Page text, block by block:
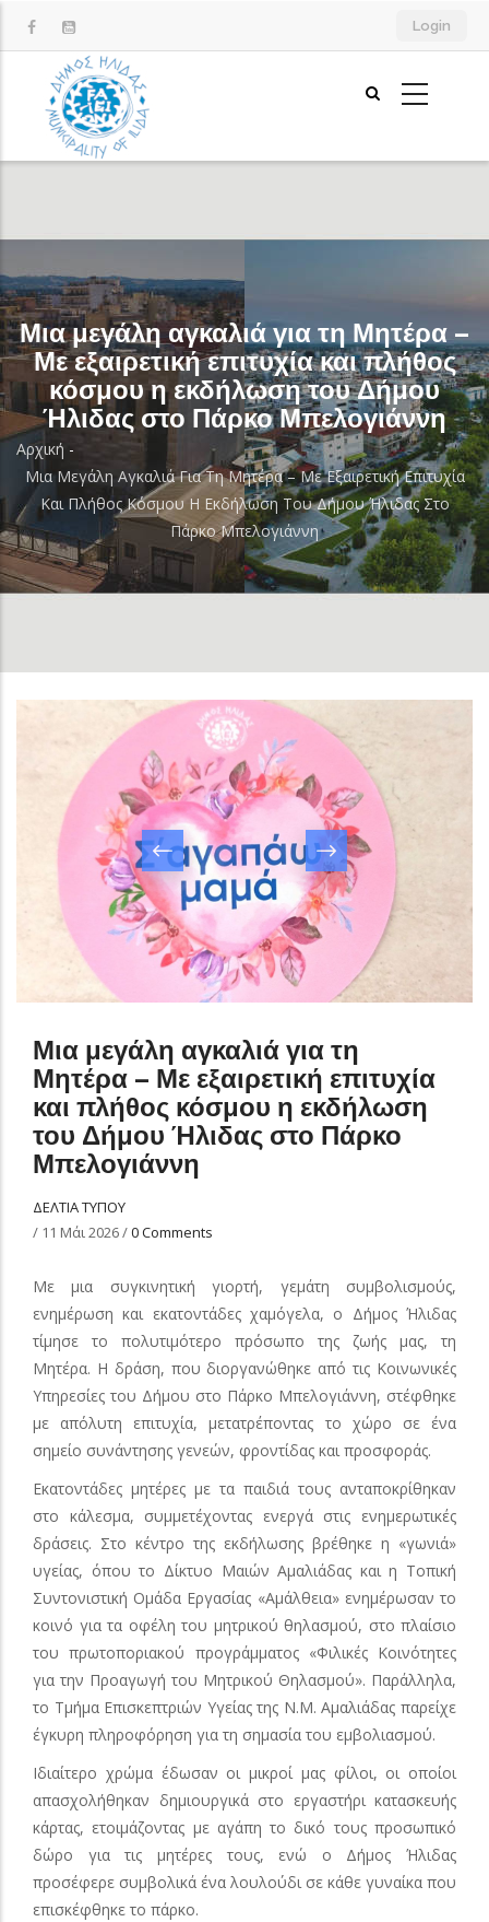
προς
περιεχόμενο
Login
Μια μεγάλη αγκαλιά για τη Μητέρα –
Με εξαιρετική επιτυχία και πλήθος
κόσμου η εκδήλωση του Δήμου
Ήλιδας στο Πάρκο Μπελογιάννη
Breadcrumb
Αρχική -
Μια Μεγάλη Αγκαλιά Για Τη Μητέρα – Με Εξαιρετική Επιτυχία
Και Πλήθος Κόσμου Η Εκδήλωση Του Δήμου Ήλιδας Στο
Πάρκο Μπελογιάννη
Μια μεγάλη αγκαλιά για τη
Μητέρα – Με εξαιρετική επιτυχία
και πλήθος κόσμου η εκδήλωση
του Δήμου Ήλιδας στο Πάρκο
Μπελογιάννη
ΔΕΛΤΙΑ ΤΥΠΟΥ
/ 11 Μάι 2026/0 Comments
Με μια συγκινητική γιορτή, γεμάτη συμβολισμούς,
ενημέρωση και εκατοντάδες χαμόγελα, ο Δήμος Ήλιδας
τίμησε το πολυτιμότερο πρόσωπο της ζωής μας, τη
Μητέρα. Η δράση, που διοργανώθηκε από τις Κοινωνικές
Υπηρεσίες του Δήμου στο Πάρκο Μπελογιάννη, στέφθηκε
με απόλυτη επιτυχία, μετατρέποντας το χώρο σε ένα
σημείο συνάντησης γενεών, φροντίδας και προσφοράς.
Εκατοντάδες μητέρες με τα παιδιά τους ανταποκρίθηκαν
στο κάλεσμα, συμμετέχοντας ενεργά στις ενημερωτικές
δράσεις. Στο κέντρο της εκδήλωσης βρέθηκε η «γωνιά»
υγείας, όπου το Δίκτυο Μαιών Αμαλιάδας και η Τοπική
Συντονιστική Ομάδα Εργασίας «Αμάλθεια» ενημέρωσαν το
κοινό για τα οφέλη του μητρικού θηλασμού, στο πλαίσιο
του πρωτοποριακού προγράμματος «Φιλικές Κοινότητες
για την Προαγωγή του Μητρικού Θηλασμού». Παράλληλα,
το Τμήμα Επισκεπτριών Υγείας της Ν.Μ. Αμαλιάδας παρείχε
έγκυρη πληροφόρηση για τη σημασία του εμβολιασμού.
Ιδιαίτερο χρώμα έδωσαν οι μικροί μας φίλοι, οι οποίοι
απασχολήθηκαν δημιουργικά στο εργαστήρι κατασκευής
κάρτας, ετοιμάζοντας με αγάπη το δικό τους προσωπικό
δώρο για τις μητέρες τους, ενώ ο Δήμος Ήλιδας
προσέφερε συμβολικά ένα λουλούδι σε κάθε γυναίκα που
επισκέφθηκε το πάρκο.